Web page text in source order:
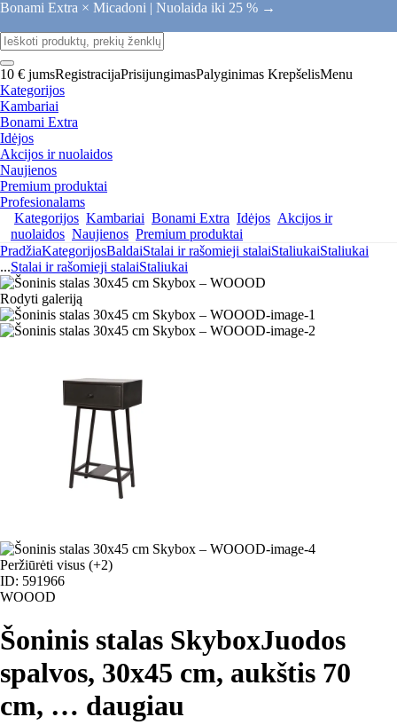
Bonami Extra × Micadoni | Nuolaida iki 25 % →
10 € jumsRegistracijaPrisijungimasPalyginimas KrepšelisMenu
Kategorijos
Kambariai
Bonami Extra
Idėjos
Akcijos ir nuolaidos
Naujienos
Premium produktai
Profesionalams
Kategorijos Kambariai Bonami Extra Idėjos Akcijos ir
nuolaidos Naujienos Premium produktai
PradžiaKategorijosBaldaiStalai ir rašomieji stalaiStaliukaiStaliukai
...Stalai ir rašomieji stalaiStaliukai
Rodyti galeriją
Peržiūrėti visus (+2)
ID: 591966
WOOOD
Šoninis stalas SkyboxJuodos
spalvos, 30x45 cm, aukštis 70
cm, … daugiau